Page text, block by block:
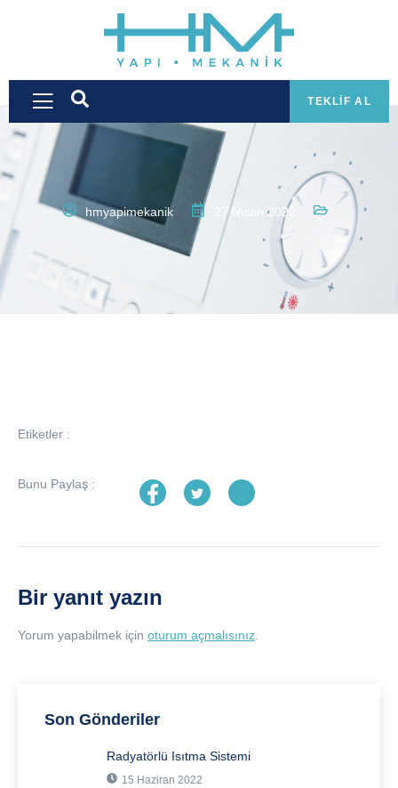
TEKLIF AL
hmyapimekanik 27 Nisan 2022
Etiketler :
Bunu Paylaş :
Bir yanıt yazın
Yorum yapabilmek için oturum açmalısınız
Son Gönderiler
Radyatörlü Isıtma Sistemi
15 Haziran 2022